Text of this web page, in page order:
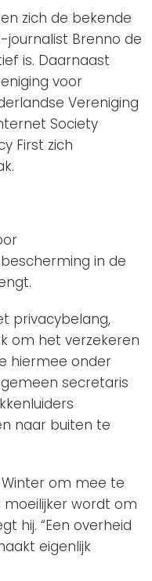
zich de bekende
journalist Brenno de
is. Daarnaast
voor
Vereniging
Society
First zich
in de
privacybelang,
om het verzekeren
hiermee onder
secretaris
naar buiten te
om mee te
moeilijker wordt om
hij. “Een overheid
eigenlijk